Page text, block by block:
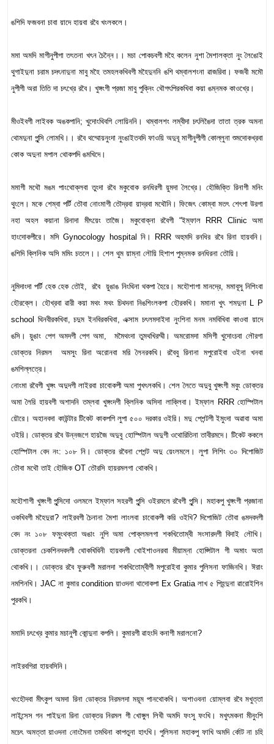
ঙশিদি ফজবনা চাবা য়াদে হায়বা রবৈ খংলকলে।
মমা অমদি মাগীনুপীগা তৎতনা খৎন চৈন্নৈ।। মচা পোকচবগী মহৈ কলেন নুশা মৈশালক্তা নুং লৈঙোই
থুগাইদুনা চরাম চদৎনাদুনা মাবু মহৈ তমহলকখিবগী মহৈদুননি ঙশি থম্বালশংনা ৱাজরিবা। ফজবী মমৌ
নুপীগী অরা তিতি দা চৎখ্রে রবৈ। খুঙ্গংগী প্রজা মাবু পুক্নিং থৌগৎপিরকখিবা কয়া ঙম্নমক কাওখ্রে।
মীওইবগী লাইবক অঙকপানি; খুদোংথিবগি লোয়িননি। থম্বালশং লম্বীদা চৎলিঙৈদা তাতা ত্রক অমনা
থোমদুনা পুন্সি লোমখি।। রবৈ থম্মোয়নুংদা নুংঙাইতবদি ফাওয়ি অদুবূ মাগীনুপীগী কোল্লুনা শুমদোকখ্রবা
কোক অদুনা মপাল থোকপদি ঙমখিদে।
মমাগী মথৌ মঙম পাংথোক্লবা তুংদা রবৈ মকুবোক রনধিরগী য়ুমদা লৈখ্রে। হৌজিক্তি রিনাগী মনিং
থুংলে। মকে শেম্বা পর্টি তৌবা নোংমাগী তৌদ্রবা য়াদ্রবা মথৌনি। ফিজেৎ কোম্বা মতৎ শেৎপা উরগা
নহা অহল কয়ানা রিনাদা মীৎয়েং তাজৈ। মকুবোক্না রবৈগী “ইম্ফাল RRR Clinic অমা
হাংদোকপীরে। মসি Gynocology hospital নি। RRR অহুমদি রনধির রবৈ রিনা হায়বনি।
ঙশিদি ক্লিনিক অসি মমিং চতলে।। শেল থুম য়াম্না লৌয়ি হিশাপ পুম্নমক রনধিরনা তৌয়ি।
নুমিদাংদা পর্টি হেক হেক তৌই, রবৈ য়ুঙাঙ নিংথিনা থকপা হৈরে। মহৌশাগা মানদ্রে, মমাবূসু নিশিংবা
হৌরক্লে। হৌখ্রবা ৱারী কয়া মথং মথং চিথদনা নিঙশিংলকপা হৌরকখি। মমানা খুৎ শমদুনা L P
school থিনবীরকখিবা, চদুম ইনবিরকখিবা, এক্সাম চ‍ৎলমদাইদা নুংশিনা মনম নমবিখিবা কাওবা য়াদে
ঙসি। য়ুঙাং পেগ অমদগী পেগ অমা, মমৈথংদা তুমথখিরম্মী। অমরোমদা মসিগী খুদোংচবা লৌরগা
ডোক্তর নিরমল অমসুং রিনা অরোনবা মরি লৈনরকখি। রবৈবু রিনানা মপুরোইবা ওইনা খনবা
ঙমশিল্লত্রে।
নোংমা রবৈগী খুঙ্গং অদুদগী লাইরবা চাবোকপী অমা পুখৎলকখি। শেল লৈতে অদুবু খুঙ্গংগী মবুং ডোক্তর
অমা লৈরি হায়বগী অশাদনি তম্লবা খুঙ্গংদগী ক্লিনিক অসিদা লাক্লিবা। ইম্ফাল RRR হোস্পিটাল
য়ৌরে। অহানবদা কাউন্টার টিকেট কাকপগি লুপা ৫০০ দরকার ওইরি। মদু পেশন্টগী ইমুংদা অৱাবা অমা
ওইরি। ডোক্তর রবৈ উন্নজগে হায়জৈ অদুবু হোস্পিটাল অদুগী ওথোরিতিনা তাবীরমদে। টিকেট ককলে
হোস্পিটাল বেদ নং: ১০৮ নি। ডোক্তর রবৈনা পেশন্ট অদু য়েংলমলে। লুপা লিশিং ৩০ দিপোজিট
তৌবা মথৌ তাই হৌজিক OT তৌরসি হায়রমলগা থোকখি।
মহৌশাগী খুঙ্গংগী পুন্সিদো ওলমলে ইম্ফাল সহরগী পুন্সি ওইরমলে রবৈগী পুন্সি। মহাকপু খুঙ্গংগী প্রজানা
ওকখিবগী মহৈদুরা? লাইরবগী চৈনানা মৈশা লাংলবা চাবোকপী করি ওইখি? দিপোজিট তৌবা ঙমদবদগী
বেদ নং ১০৮ ফমুংথক্তা অঙাং নুপি অমা পোক্লমলগা শকখিতোম্বী সংসারদগী বিদাই লৌখি।
ডোক্তরনা চেকশিনদবদগী থোকখিবিনী হায়বদগী খোইশাওনরবা মীয়াম্না হোপ্সিটাল গী অমাং অতা
থোকখি।। ডোক্তর রবৈ ফুরুবগী মরালদা শকখিতোম্বীগী মপুরোইবা কুমার পুলিসনা ফাজিনখি। ঈরাং
নমশিনখি। JAC না কুমার condition য়াওদনা থাদোকপা Ex Gratia লাখ ৫ পিহন্দুনা ৱারোইশিন
পুরকখি।
মমাদি চৎখ্রে কুমার মচানুপী কোন্দুনা কপলি। কুমারগী ৱাহংদি কনাগী মরালনো?
লাইরবগিরা হায়বসিনি।
খংহৌদবা মীৎকুপ অমদা রিনা ডোক্তর নিরমলদা ময়ূম পানথোকখি। অশাওবনা য়োম্লবা রবৈ মখুত্তা
লাইন্সেস গন পাইদুনা রিনা ডোক্তর নিরমল গী খোঙ্গুল লিখী অমদি ফংসু ফংখি। মখুৎমকনা মীনুংশি
মচেৎ অমত্তা য়াওদনা নোংমৈনা তমথিনা কাপতুনা হাৎখি। পুলিসনা মহাকপু ফাখি অমদি র্কোট না চহি